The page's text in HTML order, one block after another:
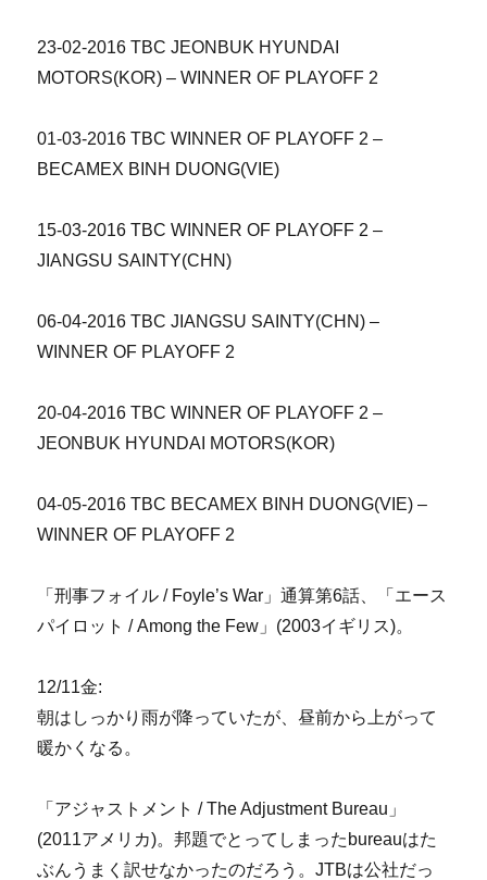
23-02-2016 TBC JEONBUK HYUNDAI
MOTORS(KOR) – WINNER OF PLAYOFF 2
01-03-2016 TBC WINNER OF PLAYOFF 2 –
BECAMEX BINH DUONG(VIE)
15-03-2016 TBC WINNER OF PLAYOFF 2 –
JIANGSU SAINTY(CHN)
06-04-2016 TBC JIANGSU SAINTY(CHN) –
WINNER OF PLAYOFF 2
20-04-2016 TBC WINNER OF PLAYOFF 2 –
JEONBUK HYUNDAI MOTORS(KOR)
04-05-2016 TBC BECAMEX BINH DUONG(VIE) –
WINNER OF PLAYOFF 2
「刑事フォイル / Foyle’s War」通算第6話、「エース
パイロット / Among the Few」(2003イギリス)。
12/11金:
朝はしっかり雨が降っていたが、昼前から上がって
暖かくなる。
「アジャストメント / The Adjustment Bureau」
(2011アメリカ)。邦題でとってしまったbureauはた
ぶんうまく訳せなかったのだろう。JTBは公社だっ